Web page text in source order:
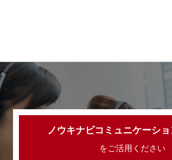
ノウキナビコミュニケーシ
をご活用ください